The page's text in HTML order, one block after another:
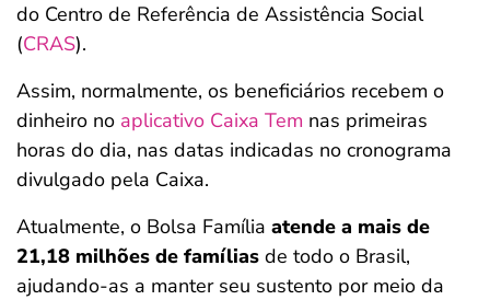
do Centro de Referência de Assistência Social
(CRAS).
Assim, normalmente, os beneficiários recebem o
dinheiro no aplicativo Caixa Tem nas primeiras
horas do dia, nas datas indicadas no cronograma
divulgado pela Caixa.
Atualmente, o Bolsa Família atende a mais de
21,18 milhões de famílias de todo o Brasil,
ajudando-as a manter seu sustento por meio da